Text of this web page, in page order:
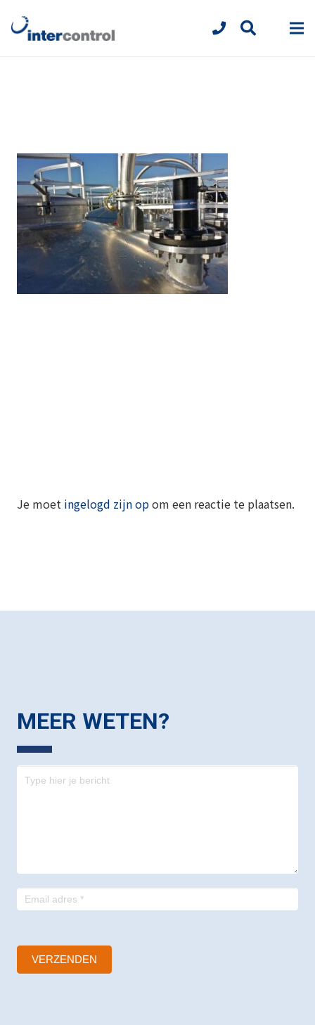
Je moet ingelogd zijn opom een reactie te plaatsen.
MEER WETEN?
Contact
VERZENDEN